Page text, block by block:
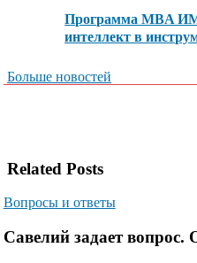
Программа MBA
интеллект в
Больше новостей
Related Posts
Вопросы и ответы
Савелий задает вопрос.